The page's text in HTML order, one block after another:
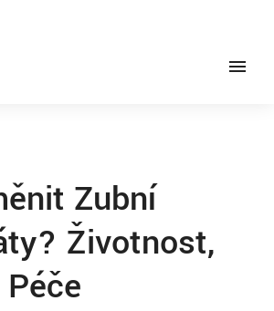
Zubní
Životnost,